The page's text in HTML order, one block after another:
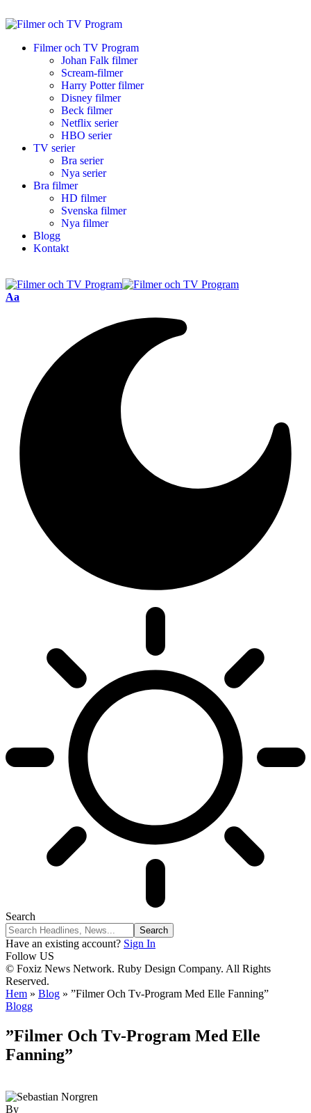
Filmer och TV Program
Johan Falk filmer
Scream-filmer
Harry Potter filmer
Disney filmer
Beck filmer
Netflix serier
HBO serier
TV serier
Bra serier
Nya serier
Bra filmer
HD filmer
Svenska filmer
Nya filmer
Blogg
Kontakt
Aa
Search
Have an existing account? Sign In
Follow US
© Foxiz News Network. Ruby Design Company. All Rights
Reserved.
Hem » Blog » ”Filmer Och Tv-Program Med Elle Fanning”
Blogg
”Filmer Och Tv-Program Med Elle
Fanning”
By